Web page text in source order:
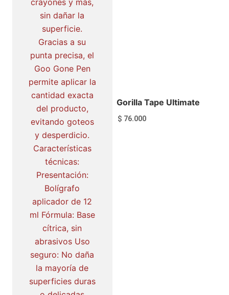
Gorilla Tape Ultimate
$ 76.000